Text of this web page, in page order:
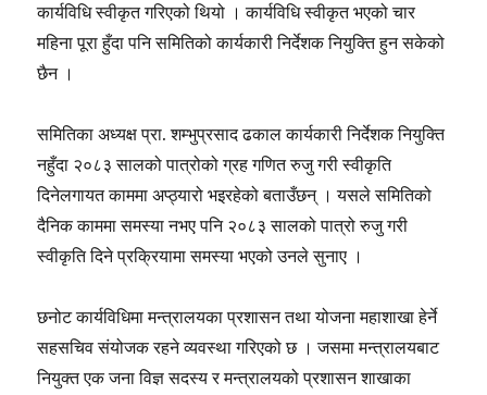
कार्यविधि स्वीकृत गरिएको थियो । कार्यविधि स्वीकृत भएको चार
महिना पूरा हुँदा पनि समितिको कार्यकारी निर्देशक नियुक्ति हुन सकेको
छैन ।
समितिका अध्यक्ष प्रा. शम्भुप्रसाद ढकाल कार्यकारी निर्देशक नियुक्ति
नहुँदा २०८३ सालको पात्रोको ग्रह गणित रुजु गरी स्वीकृति
दिनेलगायत काममा अप्ठ्यारो भइरहेको बताउँछन् । यसले समितिको
दैनिक काममा समस्या नभए पनि २०८३ सालको पात्रो रुजु गरी
स्वीकृति दिने प्रक्रियामा समस्या भएको उनले सुनाए ।
छनोट कार्यविधिमा मन्त्रालयका प्रशासन तथा योजना महाशाखा हेर्ने
सहसचिव संयोजक रहने व्यवस्था गरिएको छ । जसमा मन्त्रालयबाट
नियुक्त एक जना विज्ञ सदस्य र मन्त्रालयको प्रशासन शाखाका